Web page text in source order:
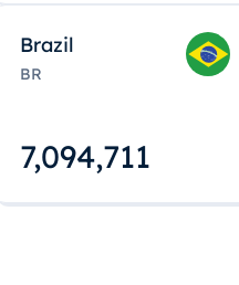
Brazil
BR
7,094,712